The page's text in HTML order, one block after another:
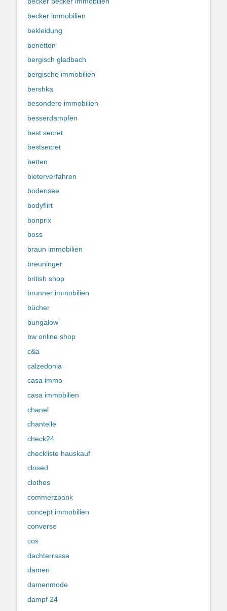
becker immobilien
bekleidung
benetton
bergisch gladbach
bergische immobilien
bershka
besondere immobilien
besserdampfen
best secret
bestsecret
betten
bieterverfahren
bodensee
bodyflirt
bonprix
boss
braun immobilien
breuninger
british shop
brunner immobilien
bücher
bungalow
bw online shop
c&a
calzedonia
casa immo
casa immobilien
chanel
chantelle
check24
checkliste hauskauf
closed
clothes
commerzbank
concept immobilien
converse
cos
dachterrasse
damen
damenmode
dampf 24